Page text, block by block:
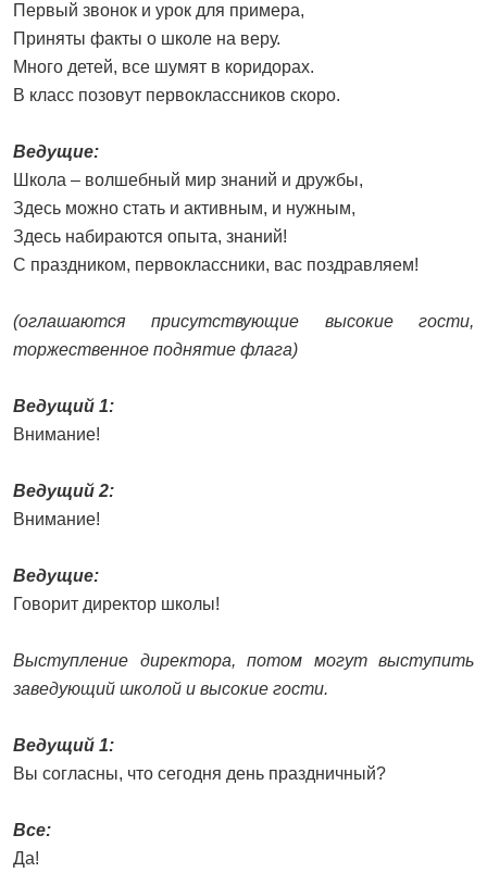
Первый звонок и урок для примера,
Приняты факты о школе на веру.
Много детей, все шумят в коридорах.
В класс позовут первоклассников скоро.
Ведущие:
Школа – волшебный мир знаний и дружбы,
Здесь можно стать и активным, и нужным,
Здесь набираются опыта, знаний!
С праздником, первоклассники, вас поздравляем!
(оглашаются присутствующие высокие гости,
торжественное поднятие флага)
Ведущий 1:
Внимание!
Ведущий 2:
Внимание!
Ведущие:
Говорит директор школы!
Выступление директора, потом могут выступить
заведующий школой и высокие гости.
Ведущий 1:
Вы согласны, что сегодня день праздничный?
Все:
Да!